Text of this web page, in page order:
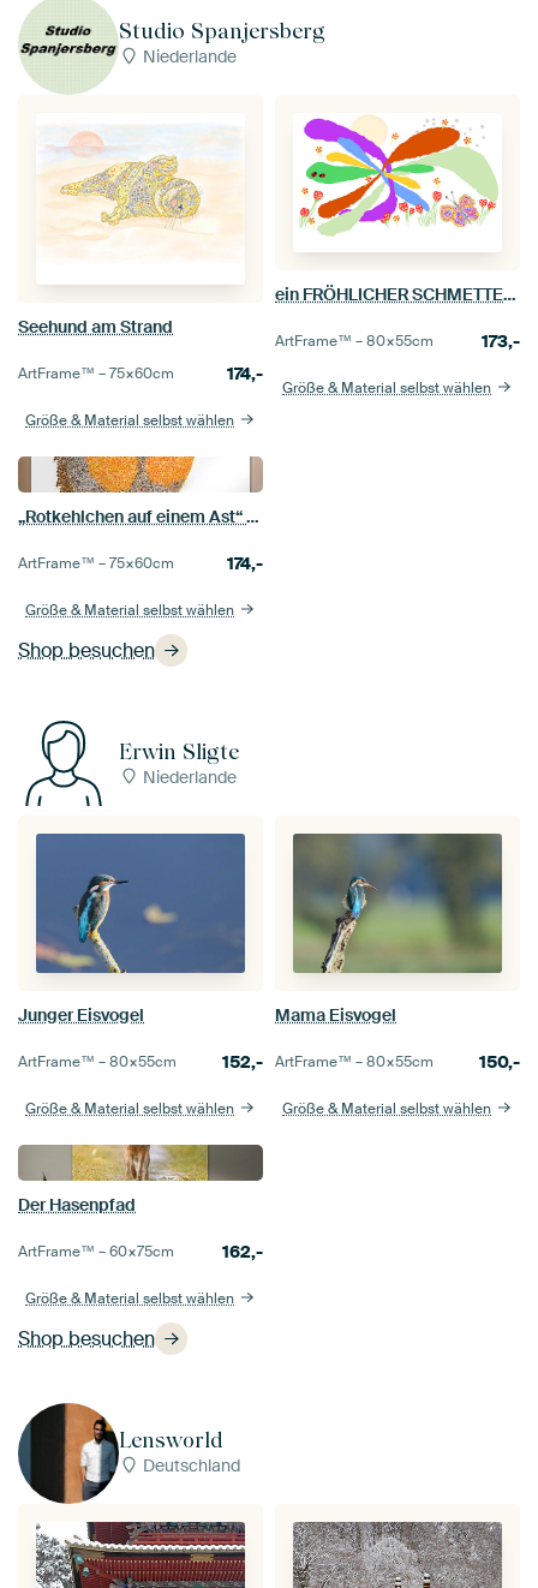
Studio Spanjersberg
Niederlande
Shop besuchen
Seehund am Strand
ArtFrame™ –75×60cm 174,-
Größe & Material selbst wählen
ein FRÖHLICHER SCHMETTERLING im Garten
ArtFrame™ –80×55cm 173,-
Größe & Material selbst wählen
„Rotkehlchen auf einem Ast“ im Pointillismus
ArtFrame™ –75×60cm 174,-
Größe & Material selbst wählen
Erwin Sligte
Niederlande
Shop besuchen
Junger Eisvogel
ArtFrame™ –80×55cm 152,-
Größe & Material selbst wählen
Mama Eisvogel
ArtFrame™ –80×55cm 150,-
Größe & Material selbst wählen
Der Hasenpfad
ArtFrame™ –60×75cm 162,-
Größe & Material selbst wählen
Lensw0rld
Deutschland